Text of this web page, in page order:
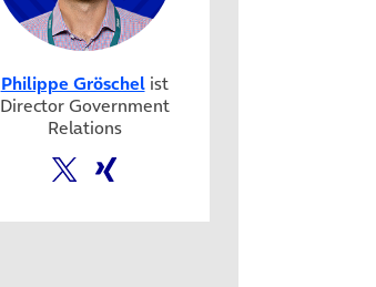
Philippe Gröschelist
Director Government
Relations